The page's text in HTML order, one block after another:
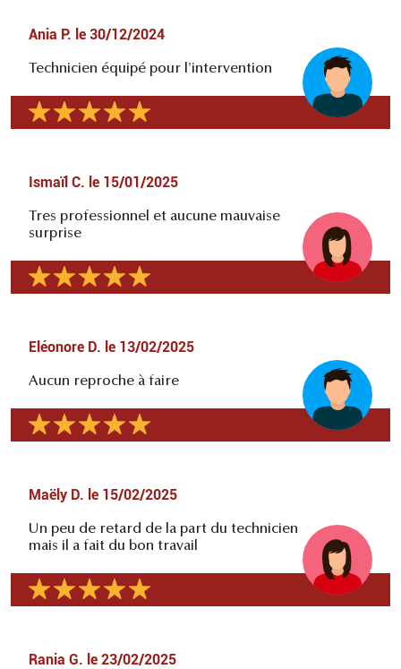
Ania P. le 30/12/2024
Technicien équipé pour l'intervention
Ismaïl C. le 15/01/2025
Tres professionnel et aucune mauvaise
surprise
Eléonore D. le 13/02/2025
Aucun reproche à faire
Maëly D. le 15/02/2025
Un peu de retard de la part du technicien
mais il a fait du bon travail
Rania G. le 23/02/2025